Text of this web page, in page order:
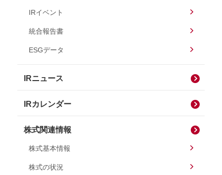
IRイベント
統合報告書
ESGデータ
IRニュース
IRカレンダー
株式関連情報
株式基本情報
株式の状況